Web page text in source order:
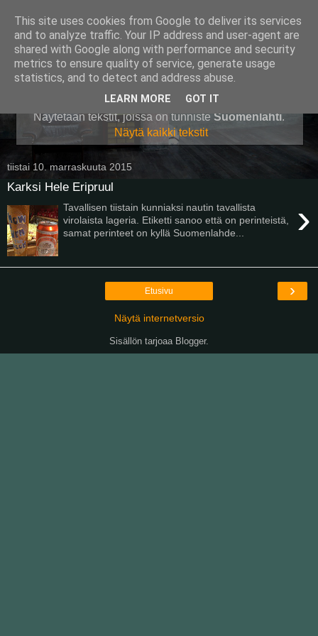
Pullollinen
Näytetään tekstit, joissa on tunniste Suomenlahti.
Näytä kaikki tekstit
tiistai 10. marraskuuta 2015
Karksi Hele Eripruul
›
Tavallisen tiistain kunniaksi nautin tavallista
virolaista lageria. Etiketti sanoo että on perinteistä,
samat perinteet on kyllä Suomenlahde...
›
Etusivu
Näytä internetversio
Sisällön tarjoaa Blogger.
This site uses cookies from Google to deliver its services
and to analyze traffic. Your IP address and user-agent are
shared with Google along with performance and security
metrics to ensure quality of service, generate usage
statistics, and to detect and address abuse.
LEARN MORE GOT IT